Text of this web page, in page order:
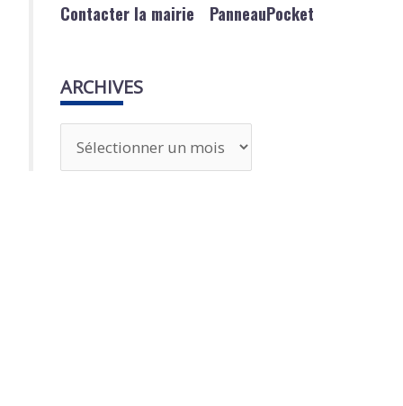
Contacter la mairie PanneauPocket
ARCHIVES
r